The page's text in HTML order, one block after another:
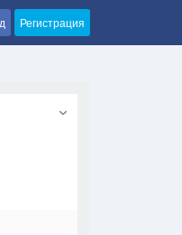
Регистрация